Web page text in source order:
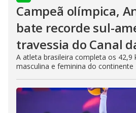
Campeã olímpica,
bate recorde sul-
travessia do Canal
A atleta brasileira completa os 42,9
masculina e feminina do continente